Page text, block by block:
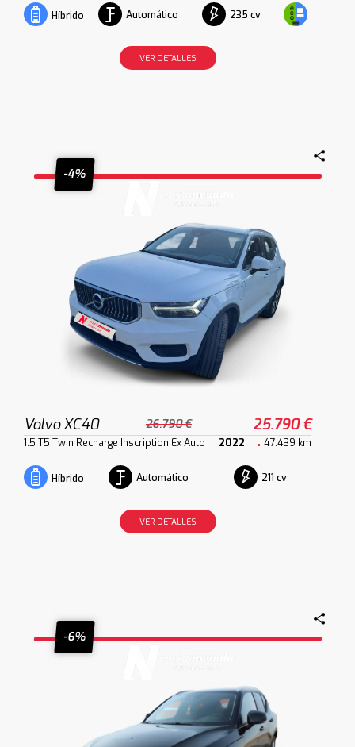
Híbrido Automático 235 cv
VER DETALLES
-4%
Volvo XC40 26.790 € 25.790 €
1.5 T5 Twin Recharge Inscription Ex Auto 2022 47.439 km
Híbrido Automático 211 cv
VER DETALLES
-6%